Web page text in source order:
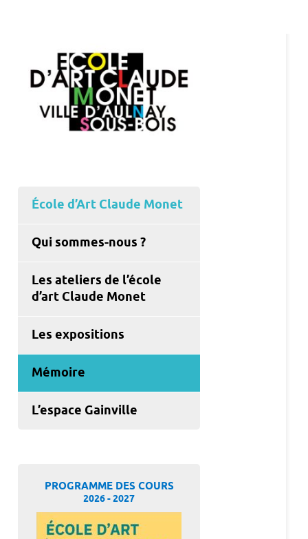
École d’Art Claude Monet
Qui sommes-nous ?
Les ateliers de l’école
d’art Claude Monet
Les expositions
Mémoire
L’espace Gainville
PROGRAMME DES COURS
2026 - 2027